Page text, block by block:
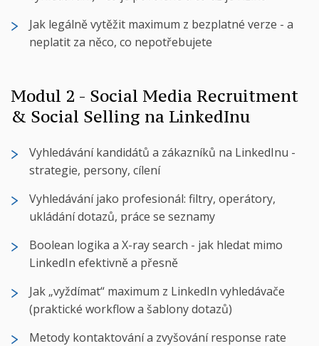
Jak legálně vytěžit maximum z bezplatné verze - a
neplatit za něco, co nepotřebujete
Modul 2 - Social Media Recruitment
& Social Selling na LinkedInu
Vyhledávání kandidátů a zákazníků na LinkedInu -
strategie, persony, cílení
Vyhledávání jako profesionál: filtry, operátory,
ukládání dotazů, práce se seznamy
Boolean logika a X-ray search - jak hledat mimo
LinkedIn efektivně a přesně
Jak „vyždímat“ maximum z LinkedIn vyhledávače
(praktické workflow a šablony dotazů)
Metody kontaktování a zvyšování response rate